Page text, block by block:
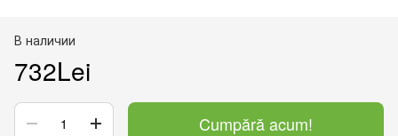
В наличии
732Lei
Cumpără acum!